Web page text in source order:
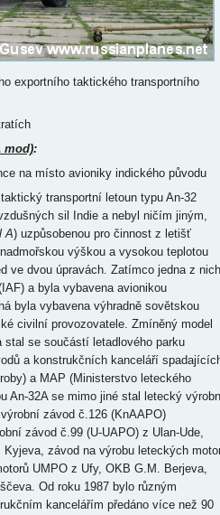
exportního taktického transportního
mod):
na místo avioniky indického původu
transportní letoun typu An-32
sil Indie a nebyl ničím jiným,
A) uzpůsobenou pro činnost z letišť
výškou a vysokou teplotou
ve dvou úpravách. Zatímco jedna z nich
a byla vybavena avionikou
byla vybavena výhradně sovětskou
civilní provozovatele. Zmíněný model
stal se součástí letadlového parku
a konstrukčních kanceláří
a MAP (Ministerstvo leteckého
An-32A se mimo jiné stal letecký
závod č.126 (KnAAPO)
závod č.99 (U-UAPO) z Ulan-Ude,
závod na výrobu leteckých
UMPO z Ufy, OKB G.M. Berjeva,
Od roku 1987 bylo různým
kancelářím předáno více než 90